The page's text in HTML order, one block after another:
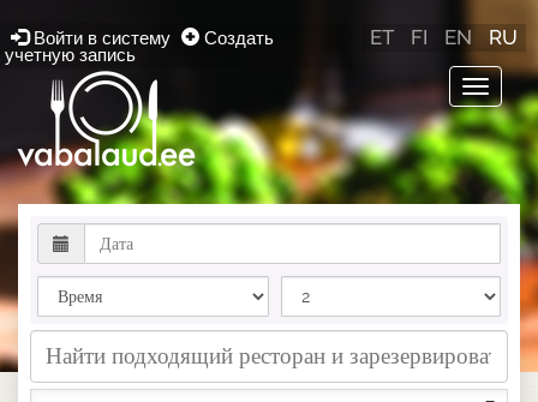
Toggle
Войти в систему
Создать
учетную запись
ET FI EN RU